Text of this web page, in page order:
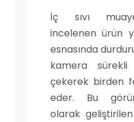
İç sıvı
incelenen ürün
esnasında
kamera
çekerek birden
eder. Bu
olarak